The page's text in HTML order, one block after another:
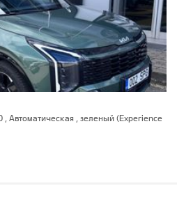
, Автоматическая , зеленый (Experience